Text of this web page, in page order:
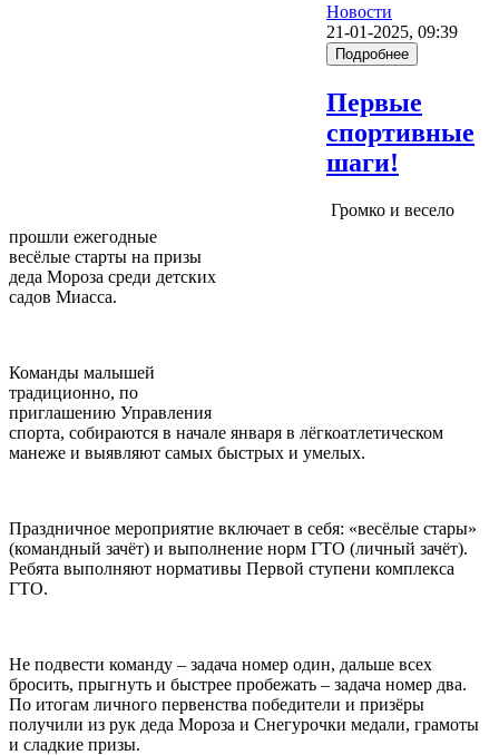
Новости
21-01-2025, 09:39
Подробнее
Первые
спортивные
шаги!
Громко и весело
прошли ежегодные
весёлые старты на призы
деда Мороза среди детских
садов Миасса.
Команды малышей
традиционно, по
приглашению Управления
спорта, собираются в начале января в лёгкоатлетическом
манеже и выявляют самых быстрых и умелых.
Праздничное мероприятие включает в себя: «весёлые стары»
(командный зачёт) и выполнение норм ГТО (личный зачёт).
Ребята выполняют нормативы Первой ступени комплекса
ГТО.
Не подвести команду – задача номер один, дальше всех
бросить, прыгнуть и быстрее пробежать – задача номер два.
По итогам личного первенства победители и призёры
получили из рук деда Мороза и Снегурочки медали, грамоты
и сладкие призы.